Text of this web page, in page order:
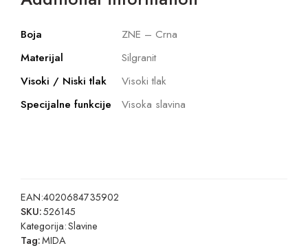
Boja
ZNE – Crna
Materijal
Silgranit
Visoki / Niski tlak
Visoki tlak
Specijalne funkcije
Visoka slavina
EAN:4020684735902
SKU:526145
Kategorija:Slavine
Tag:MIDA